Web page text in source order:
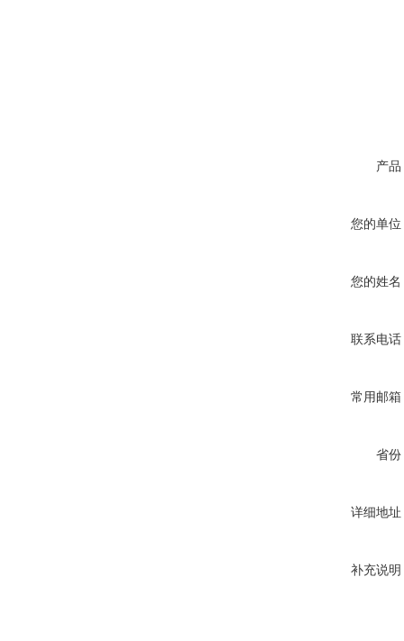
产品
您的单位
您的姓名
联系电话
常用邮箱
省份
详细地址
补充说明